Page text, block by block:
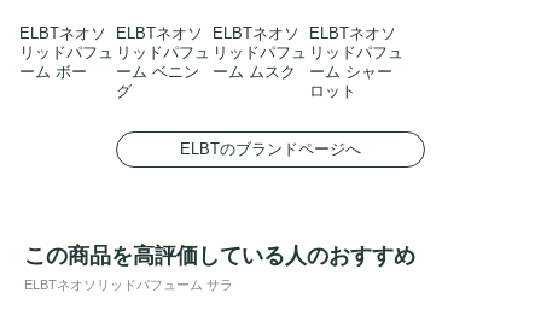
ELBTネオソ
リッドパフュ
ーム ボー
ELBTネオソ
リッドパフュ
ーム ベニン
グ
ELBTネオソ
リッドパフュ
ーム ムスク
ELBTネオソ
リッドパフュ
ーム シャー
ロット
ELBTのブランドページへ
この商品を高評価している人のおすすめ
ELBTネオソリッドパフューム サラ